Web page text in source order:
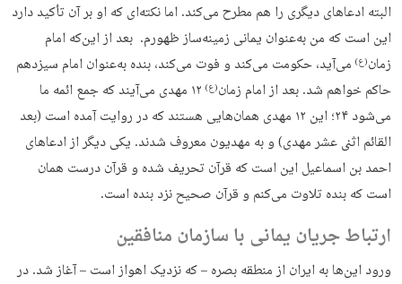
البته ادعاهای دیگری را هم مطرح می‌کند. اما نکته‌ای که او بر آن تأکید دارد
این است که من به‌عنوان یمانی زمینه‌ساز ظهورم. بعد از این‌که امام
زمان(ع) می‌آید، حکومت می‌کند و فوت می‌کند، بنده به‌عنوان امام سیزدهم
حاکم خواهم شد. بعد از امام زمان(ع)
۱۲ مهدی می‌آیند که جمع ائمه ما
می‌شود ۲۴؛ این ۱۲ مهدی همان‌هایی هستند که در روایت آمده است (بعد
القائم اثنی عشر مهدی) و به مهدیون معروف شدند. یکی دیگر از ادعاهای
احمد بن اسماعیل این است که قرآن تحریف شده و قرآن درست همان
است که بنده تلاوت می‌کنم و قرآن صحیح نزد بنده است.
ارتباط جریان یمانی با سازمان منافقین
ورود این‌ها به ایران از منطقه بصره – که نزدیک اهواز است – آغاز شد. در